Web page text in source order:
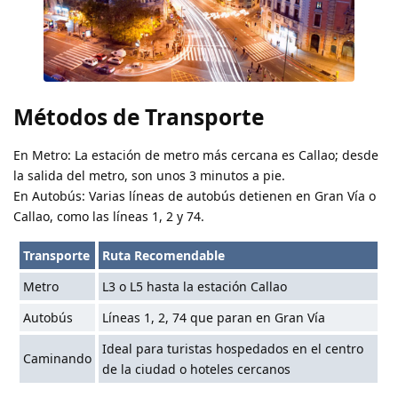
Métodos de Transporte
En Metro: La estación de metro más cercana es Callao; desde
la salida del metro, son unos 3 minutos a pie.
En Autobús: Varias líneas de autobús detienen en Gran Vía o
Callao, como las líneas 1, 2 y 74.
Transporte
Ruta Recomendable
Metro
L3 o L5 hasta la estación Callao
Autobús
Líneas 1, 2, 74 que paran en Gran Vía
Caminando
Ideal para turistas hospedados en el centro
de la ciudad o hoteles cercanos